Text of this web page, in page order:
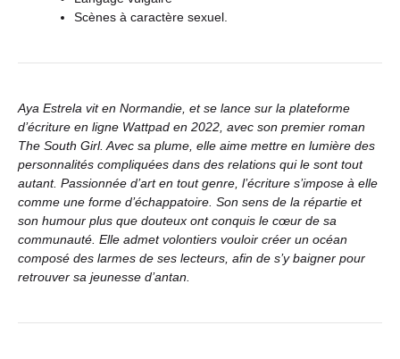
Scènes à caractère sexuel.
Aya Estrela vit en Normandie, et se lance sur la plateforme
d’écriture en ligne Wattpad en 2022, avec son premier roman
The South Girl. Avec sa plume, elle aime mettre en lumière des
personnalités compliquées dans des relations qui le sont tout
autant. Passionnée d’art en tout genre, l’écriture s’impose à elle
comme une forme d’échappatoire. Son sens de la répartie et
son humour plus que douteux ont conquis le cœur de sa
communauté. Elle admet volontiers vouloir créer un océan
composé des larmes de ses lecteurs, afin de s’y baigner pour
retrouver sa jeunesse d’antan.